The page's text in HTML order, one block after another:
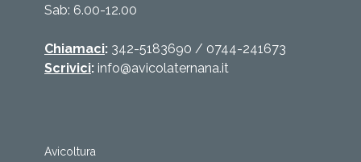
Sab: 6.00-12.00
Chiamaci: 342-5183690 / 0744-241673
Scrivici: info@avicolaternana.it
Avicoltura